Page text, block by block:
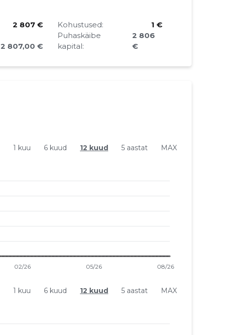
2 807 €
2 807,00 €
Kohustused:
1 €
Puhaskäibe
kapital:
2 806
€
1 kuu 6 kuud 12 kuud 5 aastat MAX
1 kuu 6 kuud 12 kuud 5 aastat MAX